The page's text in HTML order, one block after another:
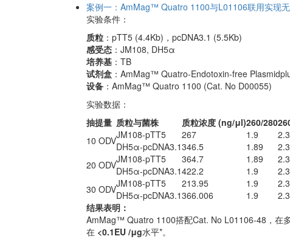
案例一：AmMag™ Quatro 1100与L01106联用实现
实验条件：
质粒 ：pTT5 (4.4Kb)，pcDNA3.1 (5.5Kb)
感受态 ：JM108, DH5α
培养基 ：TB
试剂盒 ：AmMag™ Quatro-Endotoxin-free
设备 ：AmMag™ Quatro 1100 (Cat. No D00055)
实验数据：
抽提量 质粒与菌株 质粒浓度 (ng/μl)260/280
10 ODVJM108-pTT5 267 1.9
DH5α-pcDNA3.1346.5 1.89
20 ODVJM108-pTT5 364.7 1.89
DH5α-pcDNA3.1422.2 1.9
30 ODVJM108-pTT5 213.95 1.9
DH5α-pcDNA3.1366.006 1.9 2.3
结果表明：
AmMag™ Quatro 1100搭配Cat. No L01106-48，在
在 <0.1EU /μg水平*。